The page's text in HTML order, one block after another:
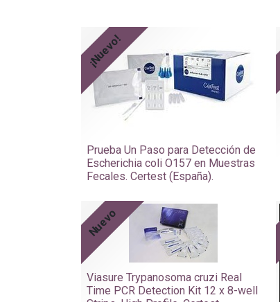
Prueba Un Paso para Detección de
Escherichia coli O157 en Muestras
Fecales. Certest (España).
¡Nuevo!
​​Viasure Trypanosoma cruzi Real
Time PCR Detection Kit 12 x 8-well
Nuevo